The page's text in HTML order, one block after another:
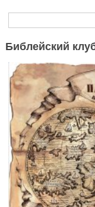
Форма
Библейский